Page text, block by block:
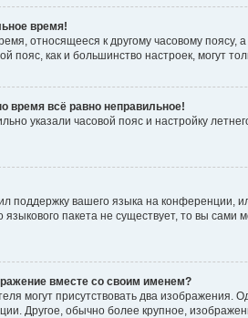
время!
относящееся к другому часовому поясу,
пояс, как и большинство настроек, могут
время всё равно неправильное!
указали часовой пояс и настройку
поддержку вашего языка на конференции,
языкового пакета не существует, то вы
вместе со своим именем?
могут присутствовать два изображения.
Другое, обычно более крупное,